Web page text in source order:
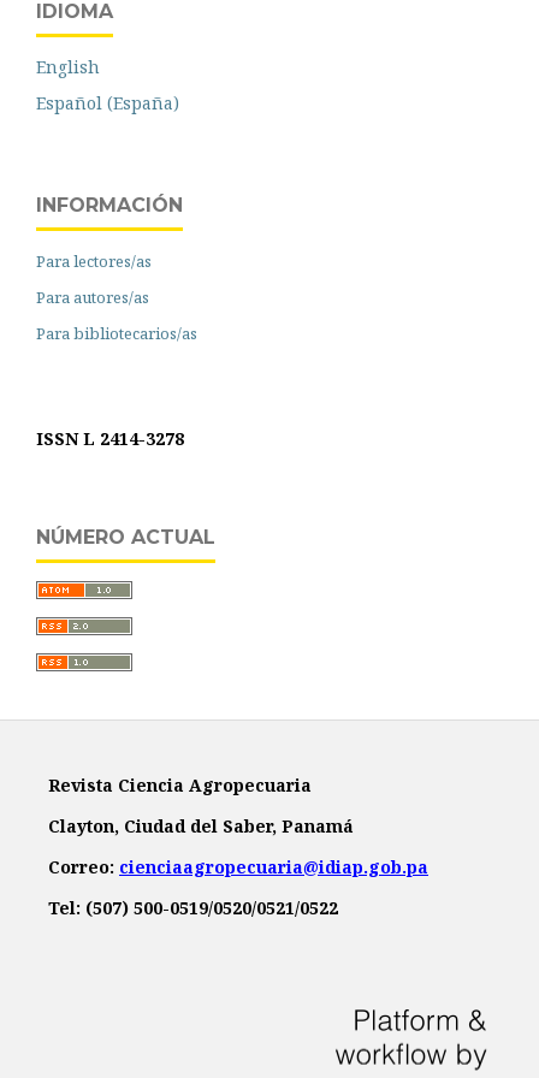
IDIOMA
English
Español (España)
INFORMACIÓN
Para lectores/as
Para autores/as
Para bibliotecarios/as
ISSN L 2414-3278
NÚMERO ACTUAL
Revista Ciencia Agropecuaria
Clayton, Ciudad del Saber, Panamá
Correo: cienciaagropecuaria@idiap.gob.pa
Tel: (507) 500-0519/0520/0521/0522